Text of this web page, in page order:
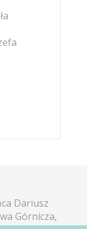
Dariusz
Górnicza,